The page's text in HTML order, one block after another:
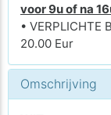
voor 9u of na
• VERPLICHTE
20.00 Eur
Omschrijving